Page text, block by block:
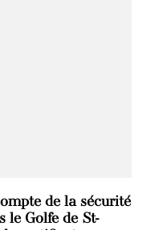
de la sécurité
le Golfe de St-